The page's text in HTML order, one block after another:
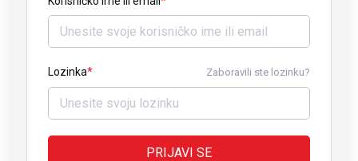
Lozinka Zaboravili ste lozinku?
PRIJAVI SE